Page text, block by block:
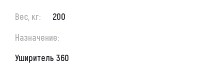
Вес, кг:
200
Назначение:
Уширитель 360